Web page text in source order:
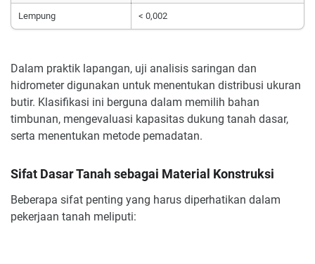
Lempung < 0,002
Dalam praktik lapangan, uji analisis saringan dan
hidrometer digunakan untuk menentukan distribusi ukuran
butir. Klasifikasi ini berguna dalam memilih bahan
timbunan, mengevaluasi kapasitas dukung tanah dasar,
serta menentukan metode pemadatan.
Sifat Dasar Tanah sebagai Material Konstruksi
Beberapa sifat penting yang harus diperhatikan dalam
pekerjaan tanah meliputi: